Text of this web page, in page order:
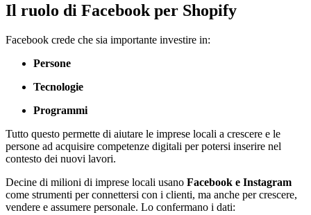
Il ruolo di Facebook per Shopify
Facebook crede che sia importante investire in:
Persone
Tecnologie
Programmi
Tutto questo permette di aiutare le imprese locali a crescere e le
persone ad acquisire competenze digitali per potersi inserire nel
contesto dei nuovi lavori.
Decine di milioni di imprese locali usano Facebook e Instagram
come strumenti per connettersi con i clienti, ma anche per crescere,
vendere e assumere personale. Lo confermano i dati: